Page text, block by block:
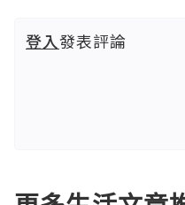
登入發表評論